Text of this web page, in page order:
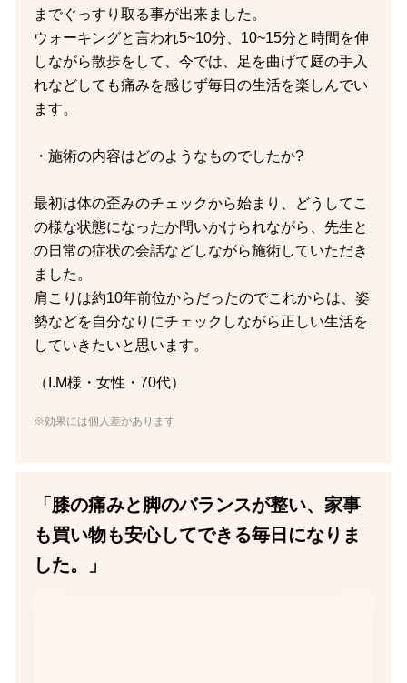
までぐっすり取る事が出来ました。
ウォーキングと言われ5~10分、10~15分と時間を伸
しながら散歩をして、今では、足を曲げて庭の手入
れなどしても痛みを感じず毎日の生活を楽しんでい
ます。
・施術の内容はどのようなものでしたか?
最初は体の歪みのチェックから始まり、どうしてこ
の様な状態になったか問いかけられながら、先生と
の日常の症状の会話などしながら施術していただき
ました。
肩こりは約10年前位からだったのでこれからは、姿
勢などを自分なりにチェックしながら正しい生活を
していきたいと思います。
（I.M様・女性・70代）
※効果には個人差があります
「膝の痛みと脚のバランスが整い、家事
も買い物も安心してできる毎日になりま
した。」